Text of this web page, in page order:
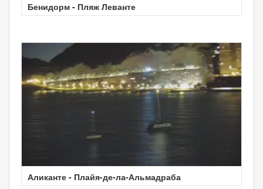
Бенидорм - Пляж Леванте
Аликанте - Плайя-де-ла-Альмадраба